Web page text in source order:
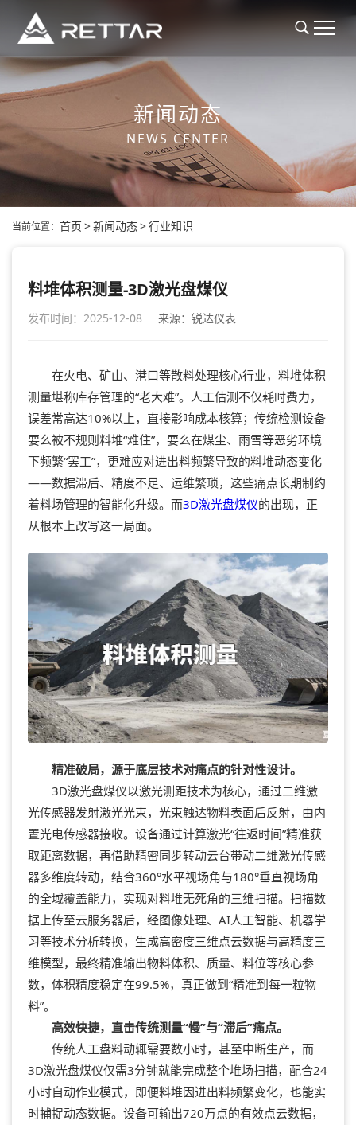
新闻动态
NEWS CENTER
当前位置： 首页 >新闻动态>行业知识
料堆体积测量-3D激光盘煤仪
发布时间：2025-12-08 来源：锐达仪表
在火电、矿山、港口等散料处理核心行业，料堆体积
测量堪称库存管理的“老大难”。人工估测不仅耗时费力，
误差常高达10%以上，直接影响成本核算；传统检测设备
要么被不规则料堆“难住”，要么在煤尘、雨雪等恶劣环境
下频繁“罢工”，更难应对进出料频繁导致的料堆动态变化
——数据滞后、精度不足、运维繁琐，这些痛点长期制约
着料场管理的智能化升级。而3D激光盘煤仪的出现，正
从根本上改写这一局面。
精准破局，源于底层技术对痛点的针对性设计。
3D激光盘煤仪以激光测距技术为核心，通过二维激
光传感器发射激光光束，光束触达物料表面后反射，由内
置光电传感器接收。设备通过计算激光“往返时间”精准获
取距离数据，再借助精密同步转动云台带动二维激光传感
器多维度转动，结合360°水平视场角与180°垂直视场角
的全域覆盖能力，实现对料堆无死角的三维扫描。扫描数
据上传至云服务器后，经图像处理、AI人工智能、机器学
习等技术分析转换，生成高密度三维点云数据与高精度三
维模型，最终精准输出物料体积、质量、料位等核心参
数，体积精度稳定在99.5%，真正做到“精准到每一粒物
料”。
高效快捷，直击传统测量“慢”与“滞后”痛点。
传统人工盘料动辄需要数小时，甚至中断生产，而
3D激光盘煤仪仅需3分钟就能完成整个堆场扫描，配合24
小时自动作业模式，即便料堆因进出料频繁变化，也能实
时捕捉动态数据。设备可输出720万点的有效点云数据，